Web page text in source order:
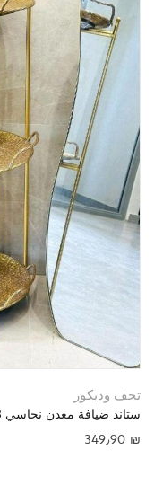
تحف وديكور
ستاند ضيافة معدن نحاسي 3 طبقات
349٫90 ₪